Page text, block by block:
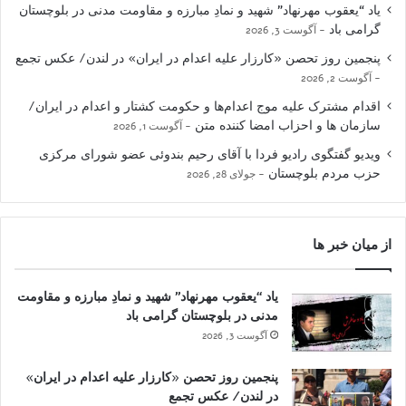
یاد “یعقوب مهرنهاد” شهید و نمادِ مبارزه و مقاومت مدنی در بلوچستان
گرامی باد
آگوست 3, 2026
پنجمین روز تحصن «کارزار علیه اعدام در ایران» در لندن/ عکس تجمع
آگوست 2, 2026
اقدام مشترک علیه موج اعدام‌ها و حکومت کشتار و اعدام در ایران/
سازمان ها و احزاب امضا کننده متن
آگوست 1, 2026
ویدیو گفتگوی رادیو فردا با آقای رحیم بندوئی عضو شورای مرکزی
حزب مردم بلوچستان
جولای 28, 2026
از میان خبر ها
یاد “یعقوب مهرنهاد” شهید و نمادِ مبارزه و مقاومت
مدنی در بلوچستان گرامی باد
آگوست 3, 2026
پنجمین روز تحصن «کارزار علیه اعدام در ایران»
در لندن/ عکس تجمع